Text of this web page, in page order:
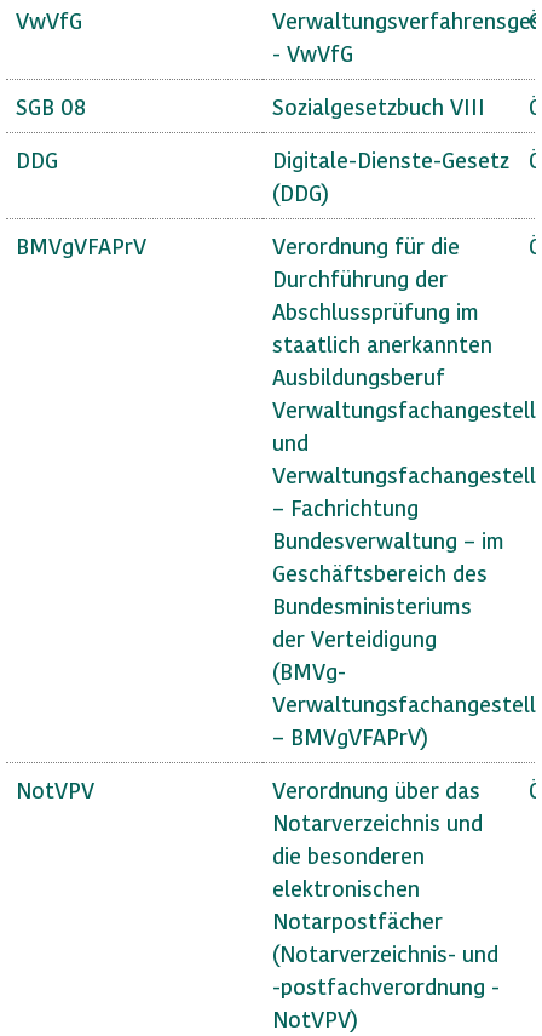
VwVfG
- VwVfG
SGB 08 Sozialgesetzbuch VIII
DDG
Digitale-Dienste-Gesetz
(DDG)
BMVgVFAPrV
Verordnung für die
Durchführung der
Abschlussprüfung im
staatlich anerkannten
Ausbildungsberuf
und
– Fachrichtung
Bundesverwaltung – im
Geschäftsbereich des
Bundesministeriums
der Verteidigung
(BMVg-
– BMVgVFAPrV)
NotVPV
Verordnung über das
Notarverzeichnis und
die besonderen
elektronischen
Notarpostfächer
(Notarverzeichnis- und
-postfachverordnung -
NotVPV)